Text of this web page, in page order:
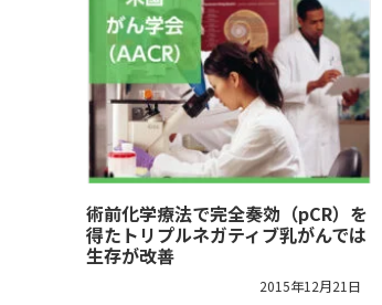
術前化学療法で完全奏効（pCR）を
得たトリプルネガティブ乳がんでは
生存が改善
2015年12月21日